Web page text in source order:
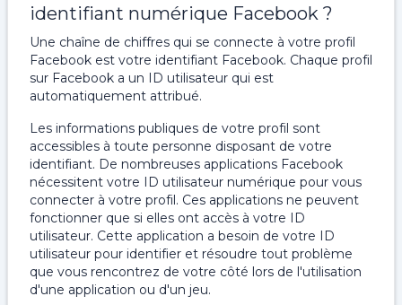
identifiant numérique Facebook ?
Une chaîne de chiffres qui se connecte à votre profil
Facebook est votre identifiant Facebook. Chaque profil
sur Facebook a un ID utilisateur qui est
automatiquement attribué.
Les informations publiques de votre profil sont
accessibles à toute personne disposant de votre
identifiant. De nombreuses applications Facebook
nécessitent votre ID utilisateur numérique pour vous
connecter à votre profil. Ces applications ne peuvent
fonctionner que si elles ont accès à votre ID
utilisateur. Cette application a besoin de votre ID
utilisateur pour identifier et résoudre tout problème
que vous rencontrez de votre côté lors de l'utilisation
d'une application ou d'un jeu.